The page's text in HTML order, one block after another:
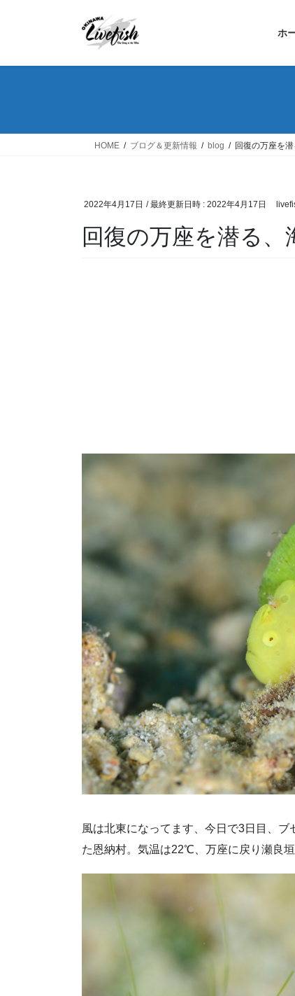
ホ
HOME ブログ＆更新情報 blog 回復の万座を
2022年4月17日 / 最終更新日時 : 2022年4月17日
回復の万座を潜る
風は北東になってます、今日で3日目、
た恩納村。気温は22℃、万座に戻り瀬良